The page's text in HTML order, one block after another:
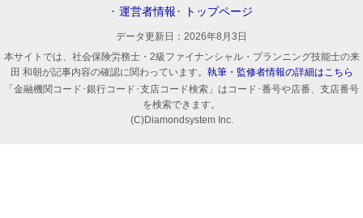
運営者情報
トップページ
データ更新日： 2026年8月3日
本サイトでは、社会保険労務士・2級ファイナンシャル・プランニング技能士の来
田 和朝が記事内容の確認に関わっています。 執筆・監修者情報の詳細はこちら
「金融機関コード･銀行コード･支店コード検索」はコード･番号や店番、支店番号
を検索できます。
(C)Diamondsystem Inc.